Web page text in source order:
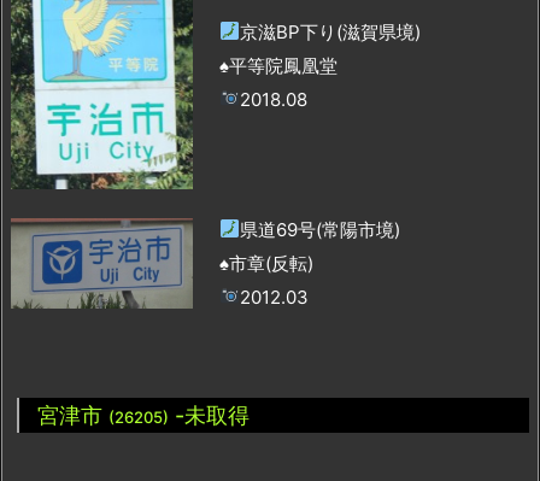
京滋BP下り(滋賀県境)
♠平等院鳳凰堂
2018.08
県道69号(常陽市境)
♠市章(反転)
2012.03
宮津市 (26205) -未取得